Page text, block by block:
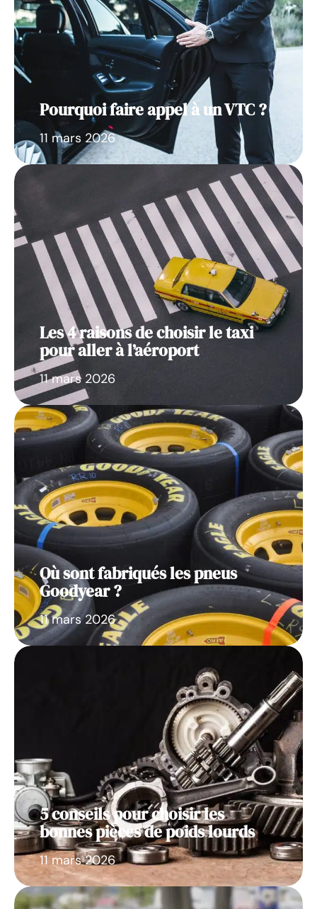
Pourquoi faire appel à un VTC ?
11 mars 2026
Les 4 raisons de choisir le taxi
pour aller à l’aéroport
11 mars 2026
Où sont fabriqués les pneus
Goodyear ?
11 mars 2026
5 conseils pour choisir les
bonnes pièces de poids lourds
11 mars 2026